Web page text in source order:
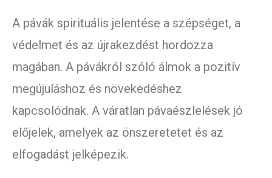
A pávák spirituális jelentése a szépséget, a
védelmet és az újrakezdést hordozza
magában. A pávákról szóló álmok a pozitív
megújuláshoz és növekedéshez
kapcsolódnak. A váratlan pávaészlelések jó
előjelek, amelyek az önszeretetet és az
elfogadást jelképezik.